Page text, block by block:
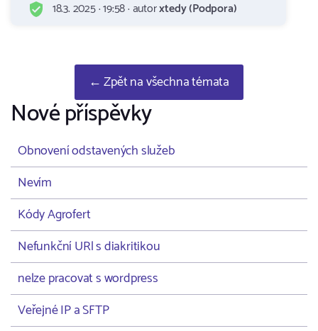
18.3. 2025 · 19:58 · autorxtedy (Podpora)
← Zpět na všechna témata
Nové příspěvky
Obnovení odstavených služeb
Nevím
Kódy Agrofert
Nefunkční URl s diakritikou
nelze pracovat s wordpress
Veřejné IP a SFTP